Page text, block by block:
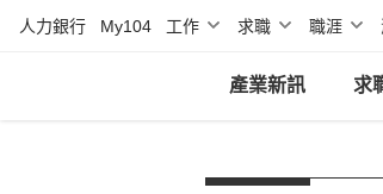
人力銀行 My104 工作 求職 職涯
產業新訊 求